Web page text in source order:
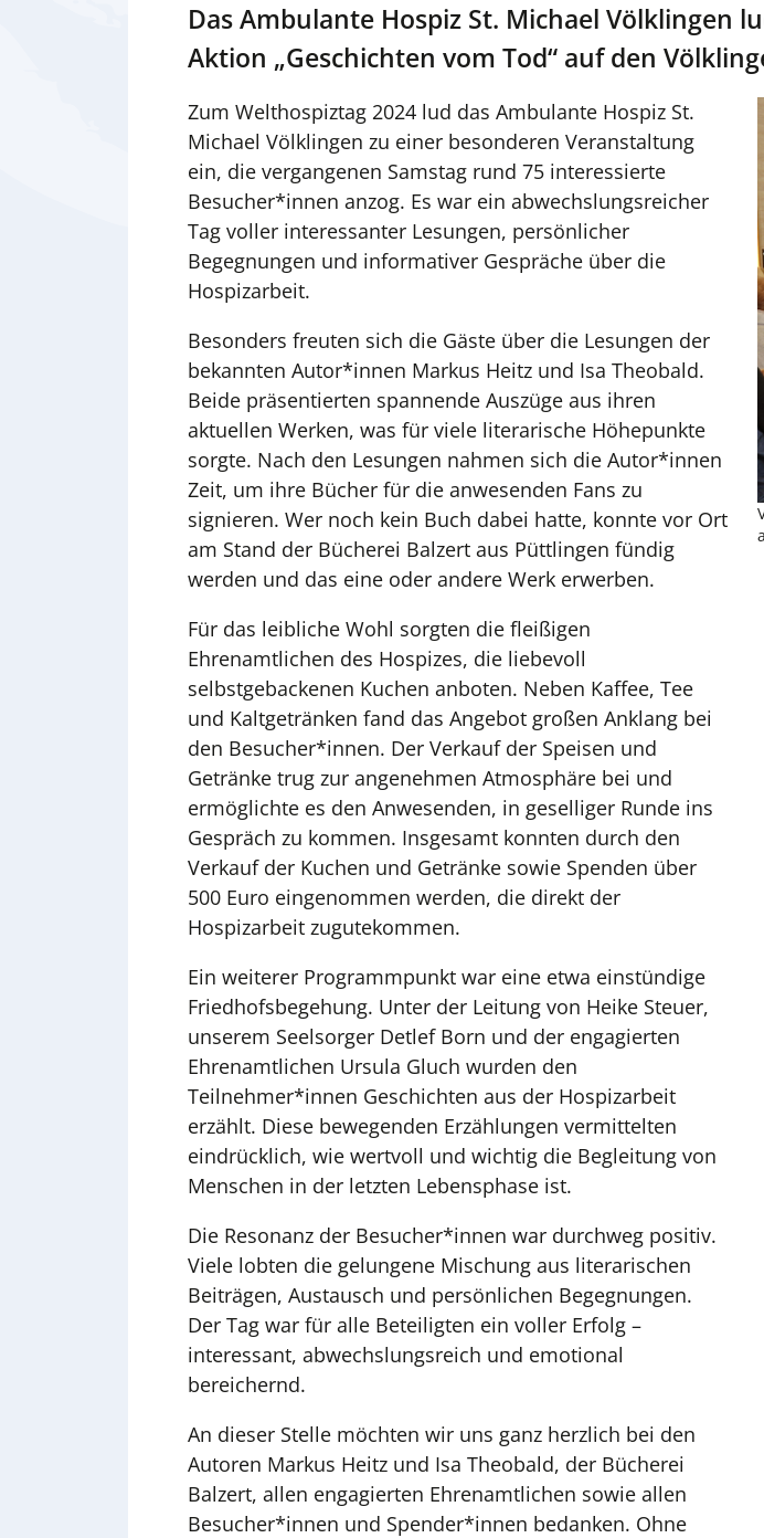
Das Ambulante Hospiz St. Michael Völklingen
Aktion „Geschichten vom Tod“ auf den
Zum Welthospiztag 2024 lud das Ambulante Hospiz St.
Michael Völklingen zu einer besonderen Veranstaltung
ein, die vergangenen Samstag rund 75 interessierte
Besucher*innen anzog. Es war ein abwechslungsreicher
Tag voller interessanter Lesungen, persönlicher
Begegnungen und informativer Gespräche über die
Hospizarbeit.
Besonders freuten sich die Gäste über die Lesungen der
bekannten Autor*innen Markus Heitz und Isa Theobald.
Beide präsentierten spannende Auszüge aus ihren
aktuellen Werken, was für viele literarische Höhepunkte
sorgte. Nach den Lesungen nahmen sich die Autor*innen
Zeit, um ihre Bücher für die anwesenden Fans zu
signieren. Wer noch kein Buch dabei hatte, konnte vor Ort
am Stand der Bücherei Balzert aus Püttlingen fündig
werden und das eine oder andere Werk erwerben.
Für das leibliche Wohl sorgten die fleißigen
Ehrenamtlichen des Hospizes, die liebevoll
selbstgebackenen Kuchen anboten. Neben Kaffee, Tee
und Kaltgetränken fand das Angebot großen Anklang bei
den Besucher*innen. Der Verkauf der Speisen und
Getränke trug zur angenehmen Atmosphäre bei und
ermöglichte es den Anwesenden, in geselliger Runde ins
Gespräch zu kommen. Insgesamt konnten durch den
Verkauf der Kuchen und Getränke sowie Spenden über
500 Euro eingenommen werden, die direkt der
Hospizarbeit zugutekommen.
Ein weiterer Programmpunkt war eine etwa einstündige
Friedhofsbegehung. Unter der Leitung von Heike Steuer,
unserem Seelsorger Detlef Born und der engagierten
Ehrenamtlichen Ursula Gluch wurden den
Teilnehmer*innen Geschichten aus der Hospizarbeit
erzählt. Diese bewegenden Erzählungen vermittelten
eindrücklich, wie wertvoll und wichtig die Begleitung von
Menschen in der letzten Lebensphase ist.
Die Resonanz der Besucher*innen war durchweg positiv.
Viele lobten die gelungene Mischung aus literarischen
Beiträgen, Austausch und persönlichen Begegnungen.
Der Tag war für alle Beteiligten ein voller Erfolg –
interessant, abwechslungsreich und emotional
bereichernd.
An dieser Stelle möchten wir uns ganz herzlich bei den
Autoren Markus Heitz und Isa Theobald, der Bücherei
Balzert, allen engagierten Ehrenamtlichen sowie allen
Besucher*innen und Spender*innen bedanken. Ohne